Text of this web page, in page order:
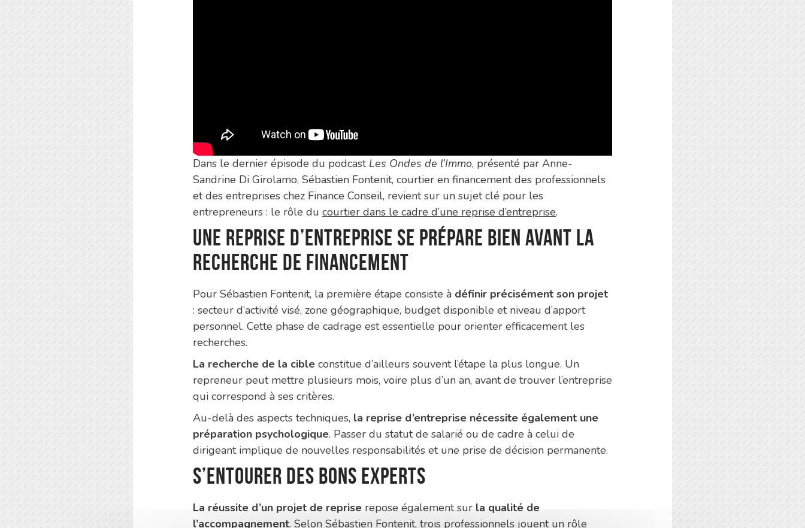
Dans le dernier épisode du podcast Les Ondes de l’Immo, présenté par Anne-
Sandrine Di Girolamo, Sébastien Fontenit, courtier en financement des professionnels
et des entreprises chez Finance Conseil, revient sur un sujet clé pour les
entrepreneurs : le rôle du courtier dans le cadre d’une reprise d’entreprise.
Une reprise d’entreprise se prépare bien avant la
recherche de financement
Pour Sébastien Fontenit, la première étape consiste à définir précisément son projet
: secteur d’activité visé, zone géographique, budget disponible et niveau d’apport
personnel. Cette phase de cadrage est essentielle pour orienter efficacement les
recherches.
La recherche de la cible constitue d’ailleurs souvent l’étape la plus longue. Un
repreneur peut mettre plusieurs mois, voire plus d’un an, avant de trouver l’entreprise
qui correspond à ses critères.
Au-delà des aspects techniques, la reprise d’entreprise nécessite également une
préparation psychologique. Passer du statut de salarié ou de cadre à celui de
dirigeant implique de nouvelles responsabilités et une prise de décision permanente.
S’entourer des bons experts
La réussite d’un projet de reprise repose également sur la qualité de
l’accompagnement. Selon Sébastien Fontenit, trois professionnels jouent un rôle